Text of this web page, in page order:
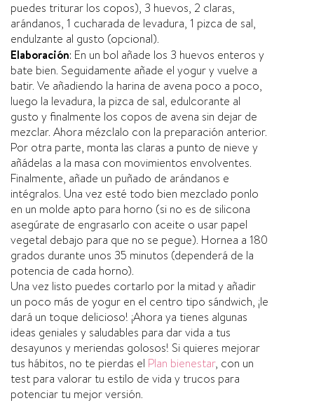
puedes triturar los copos), 3 huevos, 2 claras,
arándanos, 1 cucharada de levadura, 1 pizca de sal,
endulzante al gusto (opcional).
Elaboración: En un bol añade los 3 huevos enteros y
bate bien. Seguidamente añade el yogur y vuelve a
batir. Ve añadiendo la harina de avena poco a poco,
luego la levadura, la pizca de sal, edulcorante al
gusto y finalmente los copos de avena sin dejar de
mezclar. Ahora mézclalo con la preparación anterior.
Por otra parte, monta las claras a punto de nieve y
añádelas a la masa con movimientos envolventes.
Finalmente, añade un puñado de arándanos e
intégralos. Una vez esté todo bien mezclado ponlo
en un molde apto para horno (si no es de silicona
asegúrate de engrasarlo con aceite o usar papel
vegetal debajo para que no se pegue). Hornea a 180
grados durante unos 35 minutos (dependerá de la
potencia de cada horno).
Una vez listo puedes cortarlo por la mitad y añadir
un poco más de yogur en el centro tipo sándwich, ¡le
dará un toque delicioso! ¡Ahora ya tienes algunas
ideas geniales y saludables para dar vida a tus
desayunos y meriendas golosos! Si quieres mejorar
tus hábitos, no te pierdas el Plan bienestar, con un
test para valorar tu estilo de vida y trucos para
potenciar tu mejor versión.